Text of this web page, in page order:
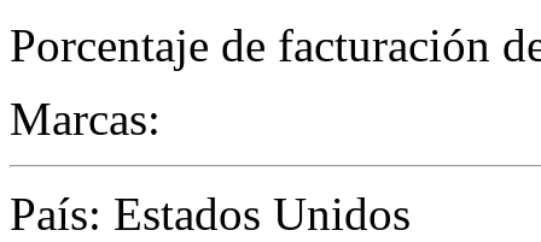
Porcentaje de facturación
Marcas:
País: Estados Unidos